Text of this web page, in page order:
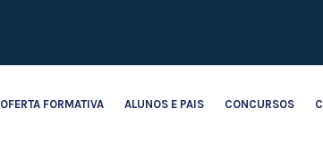
OFERTA FORMATIVA ALUNOS E PAIS CONCURSOS